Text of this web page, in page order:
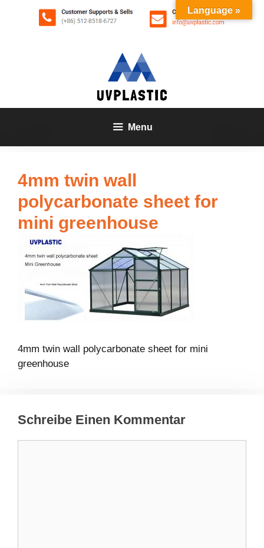
Menu
4mm twin wall
polycarbonate sheet for
mini greenhouse
4mm twin wall polycarbonate sheet for mini
greenhouse
Schreibe Einen Kommentar
Language »